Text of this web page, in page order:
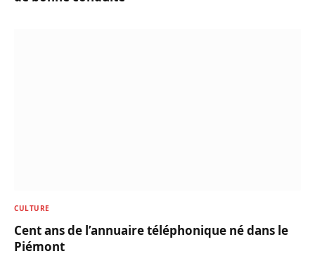
CULTURE
Cent ans de l’annuaire téléphonique né dans le
Piémont